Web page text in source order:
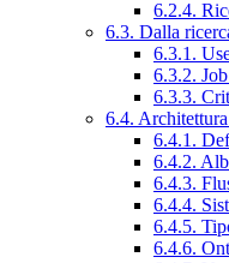
6.2.4.
6.3. Dalla
6.3.1.
6.3.2.
6.3.3.
6.4.
6.4.1.
6.4.2.
6.4.3.
6.4.4.
6.4.5.
6.4.6.